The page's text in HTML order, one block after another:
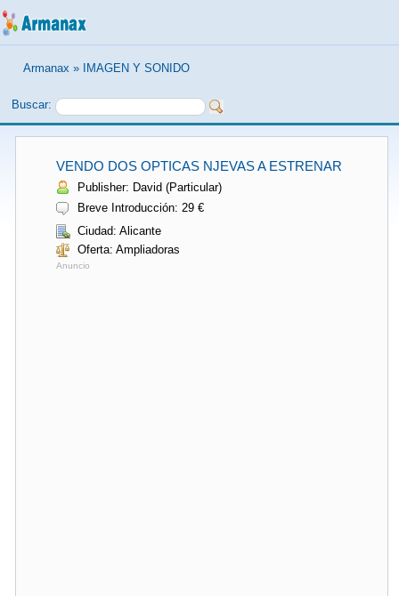
Armanax » IMAGEN Y SONIDO
Buscar:
VENDO DOS OPTICAS NJEVAS A ESTRENAR
Publisher: David (Particular)
Breve Introducción: 29 €
Ciudad: Alicante
Oferta: Ampliadoras
Anuncio